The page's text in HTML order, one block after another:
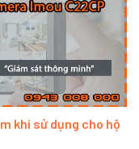
khi sử dụng cho hộ